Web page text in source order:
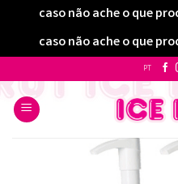
caso não ache o que
caso não ache o que
to
content
PT